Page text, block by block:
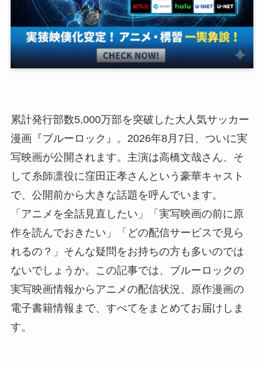
累計発行部数5,000万部を突破した大人気サッカー
漫画『ブルーロック』。2026年8月7日、ついに実
写映画が公開されます。主演は高橋文哉さん、そ
して糸師凛役に窪田正孝さんという豪華キャスト
で、公開前から大きな話題を呼んでいます。
「アニメを全話見直したい」「実写映画の前に原
作を読んでおきたい」「どの配信サービスで見ら
れるの？」そんな疑問をお持ちの方も多いのでは
ないでしょうか。この記事では、ブルーロックの
実写映画情報からアニメの配信状況、原作漫画の
電子書籍情報まで、すべてをまとめてお届けしま
す。